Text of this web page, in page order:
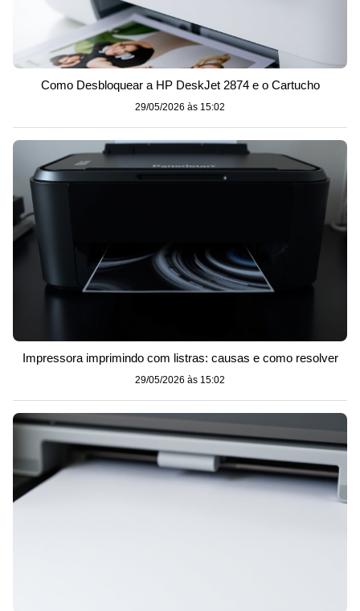
Como Desbloquear a HP DeskJet 2874 e o Cartucho
29/05/2026 às 15:02
Impressora imprimindo com listras: causas e como resolver
29/05/2026 às 15:02